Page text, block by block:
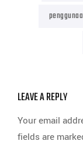
LEAVE A REPLY
Your email
fields are